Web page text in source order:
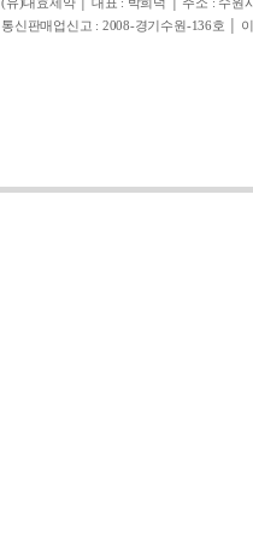
통신판매업신고 : 2008-경기수원-136호 │